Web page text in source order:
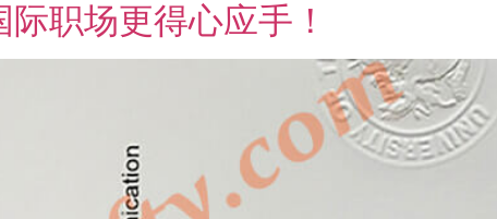
职场更得心应手！